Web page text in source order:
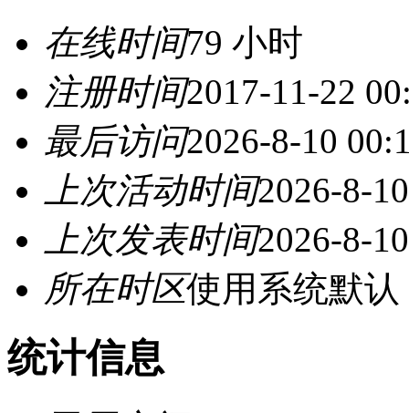
在线时间79 小时
注册时间2017-11-22
最后访问2026-8-10
上次活动时间2026-8-
上次发表时间2026-8-
所在时区使用系统默认
统计信息